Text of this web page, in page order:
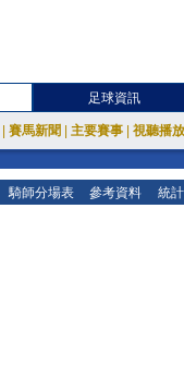
足球資訊
賽馬新聞 主要賽事 視聽播
騎師分場表 參考資料 統